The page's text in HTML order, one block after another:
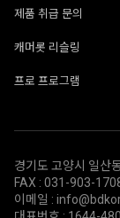
제품 취급 문의
캐머롯 리슬링
프로 프로그램
경기도 고양시 일산
FAX : 031-903-
이메일 :